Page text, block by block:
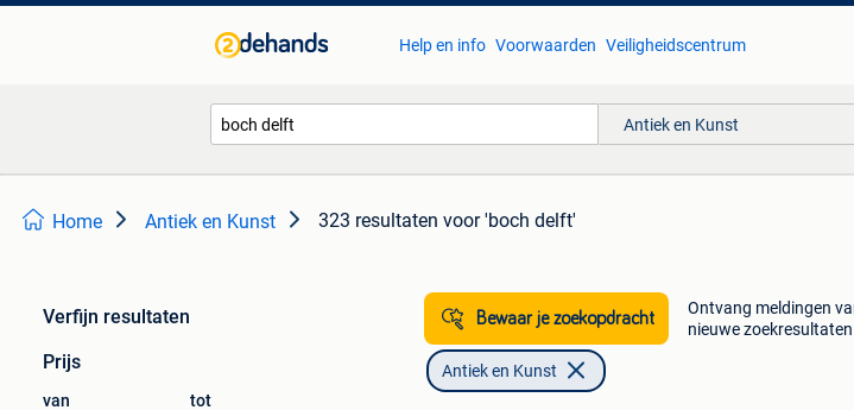
Help en info Voorwaarden Veiligheidscentrum
Antiek en Kunst
Home Antiek en Kunst 323 resultaten voor 'boch delft'
Verfijn resultaten
Prijs
van tot
Bewaar je zoekopdracht
Ontvang meldingen
nieuwe zoekresultaten
Antiek en Kunst